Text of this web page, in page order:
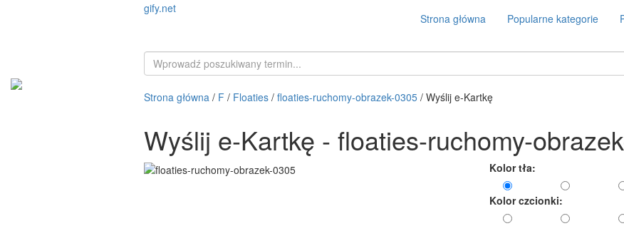
gify.net
Strona główna Popularne kategorie
Strona główna / F / Floaties / floaties-ruchomy-obrazek-0305 / Wyślij e-Kartkę
Wyślij e-Kartkę - floaties-ruchomy-
Kolor tła:
Kolor czcionki: